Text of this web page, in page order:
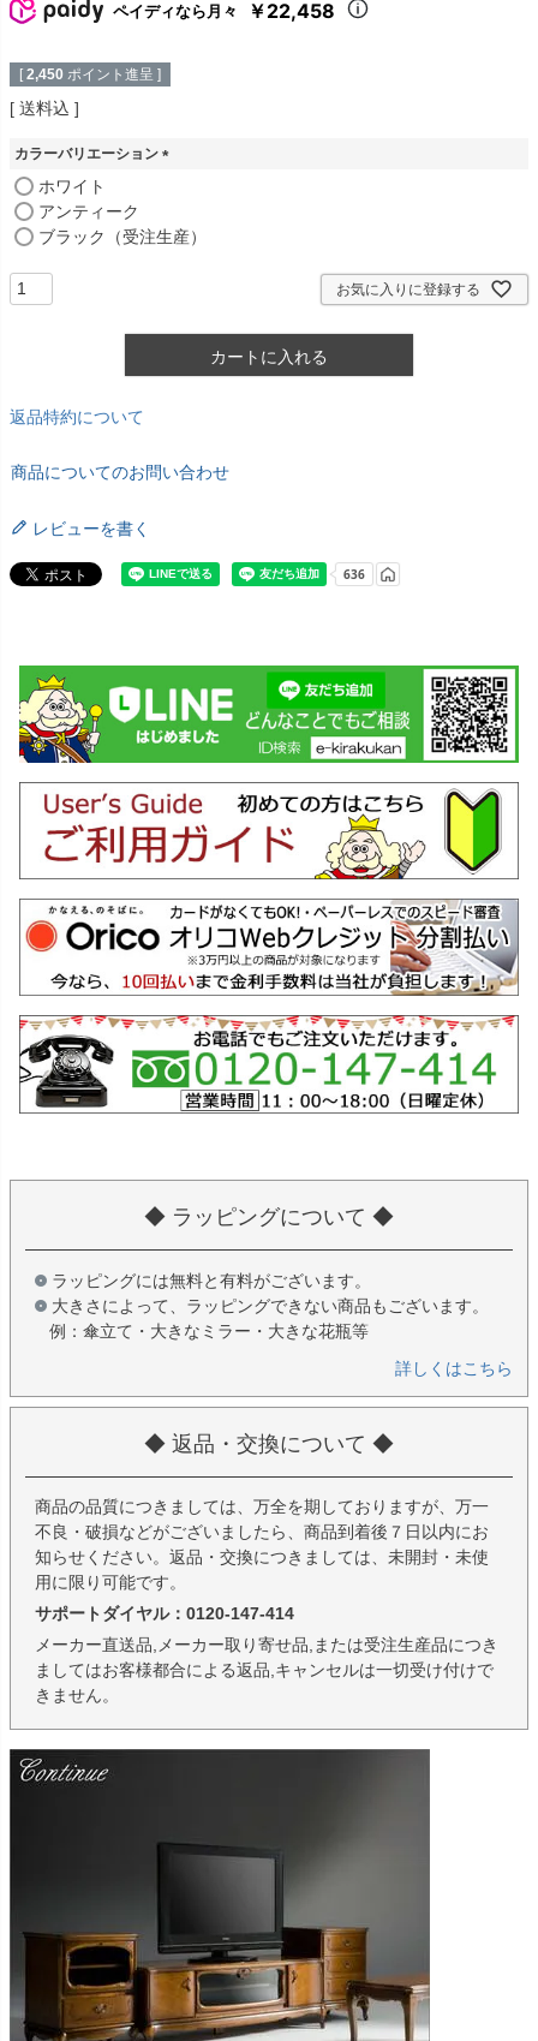
ペイディなら月々 ￥22,458
[ 2,450 ポイント進呈 ]
送料込
カラーバリエーション
)
ホワイト
アンティーク
ブラック（受注生産）
お気に入りに登録する
カートに入れる
返品特約について
商品についてのお問い合わせ
レビューを書く
◆ ラッピングについて ◆
ラッピングには無料と有料がございます。
大きさによって、ラッピングできない商品もございます。
例：傘立て・大きなミラー・大きな花瓶等
詳しくはこちら
◆ 返品・交換について ◆
商品の品質につきましては、万全を期しておりますが、万一
不良・破損などがございましたら、商品到着後７日以内にお
知らせください。返品・交換につきましては、未開封・未使
用に限り可能です。
サポートダイヤル：0120-147-414
メーカー直送品,メーカー取り寄せ品,または受注生産品につき
ましてはお客様都合による返品,キャンセルは一切受け付けで
きません。